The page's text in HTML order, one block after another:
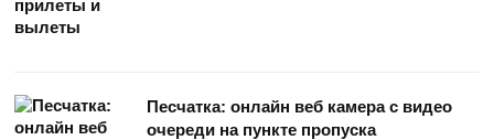
Песчатка: онлайн веб камера с видео
очереди на пункте пропуска